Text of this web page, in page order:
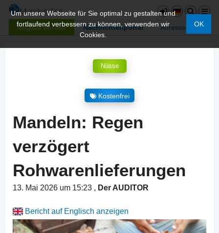
Mitglied werden Nachrichtenportal Adressen
Um unsere Webseite für Sie optimal zu gestalten und
fortlaufend verbessern zu können, verwenden wir
Cookies.
OK
Nüsse
Kostenfrei
Mandeln: Regen
verzögert
Rohwarenlieferungen
13. Mai 2026 um 15:23 , Der AUDITOR
Bericht auf Englisch anzeigen